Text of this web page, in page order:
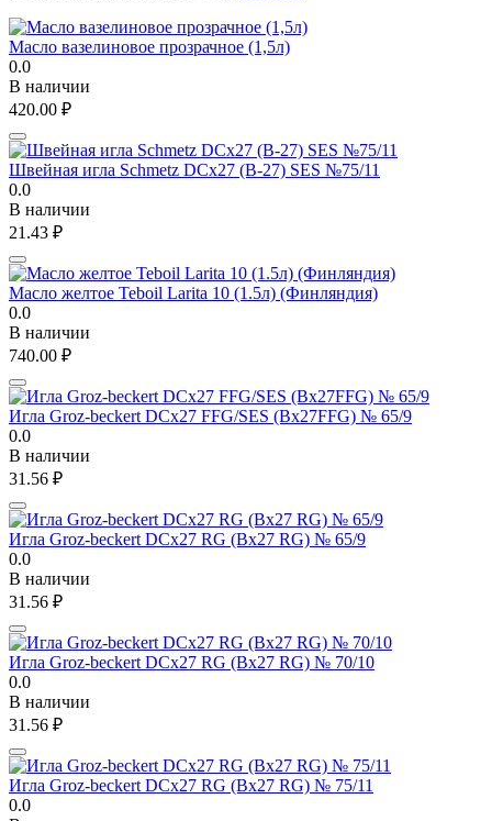
Масло вазелиновое прозрачное (1,5л)
0.0
В наличии
420.00 ₽
Швейная игла Schmetz DCx27 (B-27) SES №75/11
0.0
В наличии
21.43 ₽
Масло желтое Teboil Larita 10 (1.5л) (Финляндия)
0.0
В наличии
740.00 ₽
Игла Groz-beckert DCx27 FFG/SES (Bx27FFG) № 65/9
0.0
В наличии
31.56 ₽
Игла Groz-beckert DCx27 RG (Bx27 RG) № 65/9
0.0
В наличии
31.56 ₽
Игла Groz-beckert DCx27 RG (Bx27 RG) № 70/10
0.0
В наличии
31.56 ₽
Игла Groz-beckert DCx27 RG (Bx27 RG) № 75/11
0.0